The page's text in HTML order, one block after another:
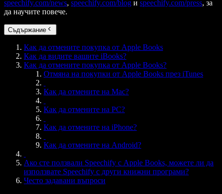
speechify.com/news, speechify.com/blog и speechify.com/press, за
да научите повече.
Съдържание
Как да отмените покупка от Apple Books
Как да видите вашите iBooks?
Как да отмените покупка от Apple Books?
Отмяна на покупки от Apple Books през iTunes
Как да отмените на Mac?
Как да отмените на PC?
Как да отмените на iPhone?
Как да отмените на Android?
Ако сте ползвали Speechify с Apple Books, можете ли да
използвате Speechify с други книжни програми?
Често задавани въпроси